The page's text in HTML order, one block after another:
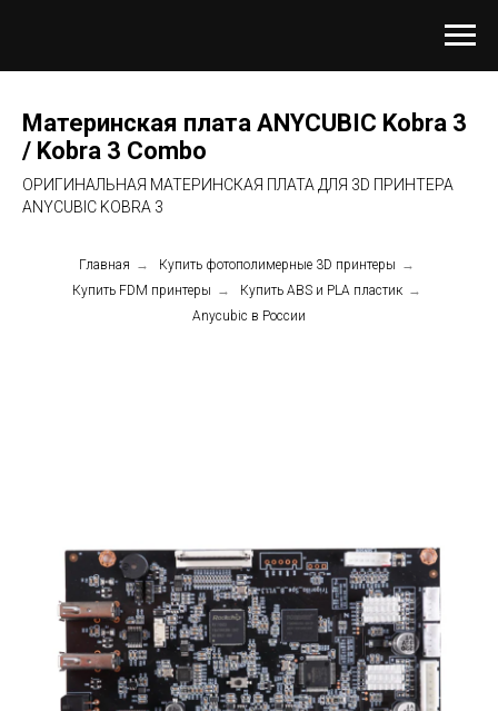
Материнская плата ANYCUBIC Kobra 3
/ Kobra 3 Combo
ОРИГИНАЛЬНАЯ МАТЕРИНСКАЯ ПЛАТА ДЛЯ 3D ПРИНТЕРА
ANYCUBIC KOBRA 3
Главная → Купить фотополимерные 3D принтеры →
Купить FDM принтеры → Купить ABS и PLA пластик →
Anycubic в России